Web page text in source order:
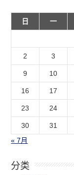
日
一
2 3
9 10
16 17
23 24
30
31
« 7月
分类